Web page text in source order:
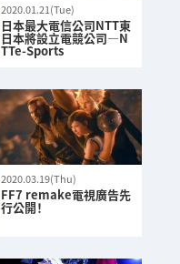
2020.01.21(Tue)
日本最大電信公司NTT東
日本將設立電競公司—N
TTe-Sports
2020.03.19(Thu)
FF7 remake電視廣告先
行公開！